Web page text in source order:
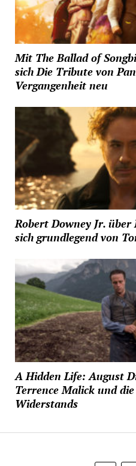
Mit The Ballad of
sich Die Tribute von
Vergangenheit neu
Robert Downey Jr.
sich grundlegend von
A Hidden Life: August
Terrence Malick und
Widerstands